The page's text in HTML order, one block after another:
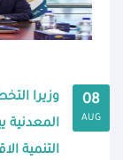
08
AUG
وزيرا
التنمية